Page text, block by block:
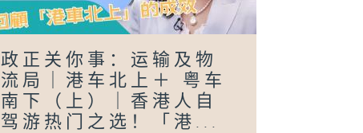
政正关你事：运输及物
流局｜港车北上＋ 粤车
南下（上）｜香港人自
驾游热门之选！「港...